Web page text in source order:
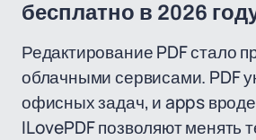
бесплатно в 2026
Редактирование PDF стало
облачными сервисами. PDF
офисных задач, и apps
ILovePDF позволяют менять